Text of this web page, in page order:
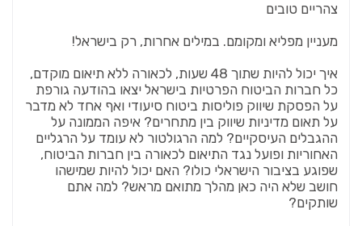
צהריים טובים
מעניין מפליא ומקומם. במילים אחרות, רק בישראל!
איך יכול להיות שתוך 48 שעות, לכאורה ללא תיאום מוקדם,
כל חברות הביטוח הפרטיות בישראל יצאו בהודעה גורפת
על הפסקת שיווק פוליסות ביטוח סיעודי ואף אחד לא מדבר
על תאום מדיניות שיווק בין מתחרים? איפה הממונה על
ההגבלים העיסקיים? למה הרגולטור לא עומד על הרגליים
האחוריות ופועל נגד התיאום לכאורה בין חברות הביטוח,
שפוגע בציבור הישראלי כולו? האם יכול להיות שמישהו
חושב שלא היה כאן מהלך מתואם מראש? למה אתם
שותקים?